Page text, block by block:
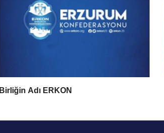
Birliğin Adı ERKON